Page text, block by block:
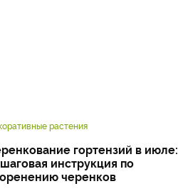
растения
гортензий в июле:
инструкция по
черенков